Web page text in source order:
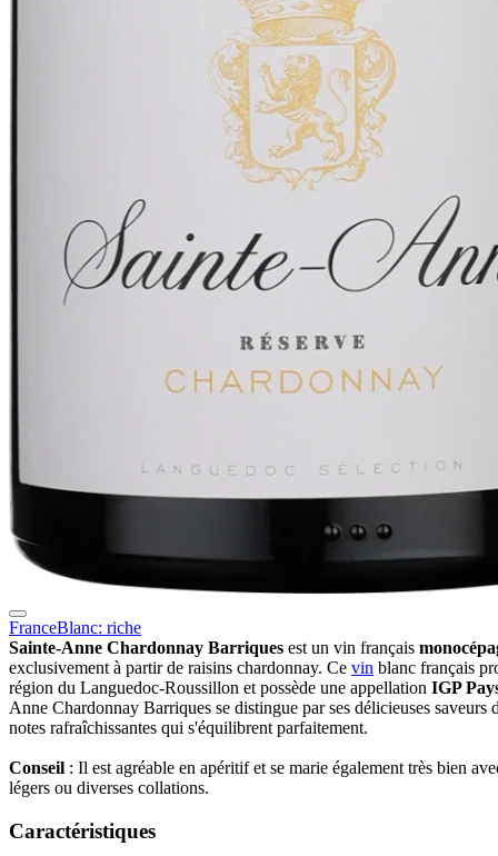
FranceBlanc: riche
Sainte-Anne Chardonnay Barriques est un vin français
exclusivement à partir de raisins chardonnay. Ce vin blanc français
région du Languedoc-Roussillon et possède une appellation IGP
Anne Chardonnay Barriques se distingue par ses délicieuses saveurs
notes rafraîchissantes qui s'équilibrent parfaitement.
Conseil : Il est agréable en apéritif et se marie également très bien
légers ou diverses collations.
Caractéristiques